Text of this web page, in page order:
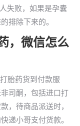
失败，如果是孕囊
排除下来的。
，微信怎么
胎药货到付款服
司酮，包括进口打
，待商品派送时，
递小哥支付货款。